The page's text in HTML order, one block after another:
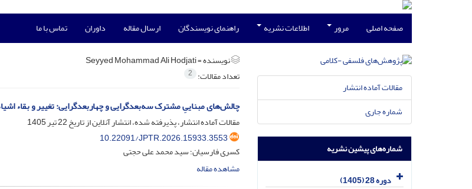
صفحه اصلی مرور اطلاعات نشریه راهنمای نویسندگان ارسال مقاله داوران تماس با ما
نویسنده =Seyyed Mohammad Ali Hodjati
تعداد مقالات: 2
چالش‌های مبناییِ مشترک سه‌بعدگرایی و چهاربعدگرایی: تغییر و بقاء
مقالات آماده انتشار، پذیرفته شده، انتشار آنلاین از تاریخ22 تیر 1405
10.22091/JPTR.2026.15933.3553
کسری فارسیان؛ سید محمد علی حجتی
مشاهده مقاله
مقالات آماده انتشار
شماره جاری
شماره‌های پیشین نشریه
دوره 28 (1405)